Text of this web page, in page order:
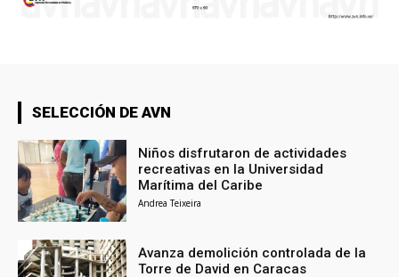
SELECCIÓN DE AVN
Niños disfrutaron de actividades
recreativas en la Universidad
Marítima del Caribe
Andrea Teixeira
Avanza demolición controlada de la
Torre de David en Caracas